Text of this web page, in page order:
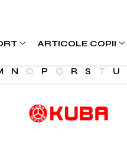
ARTICOLE COPII
N O P Q R S T U